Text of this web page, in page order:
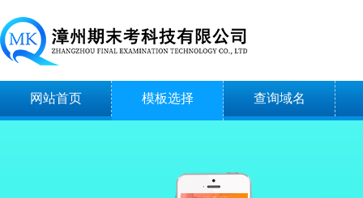
网站首页 模板选择 查询域名